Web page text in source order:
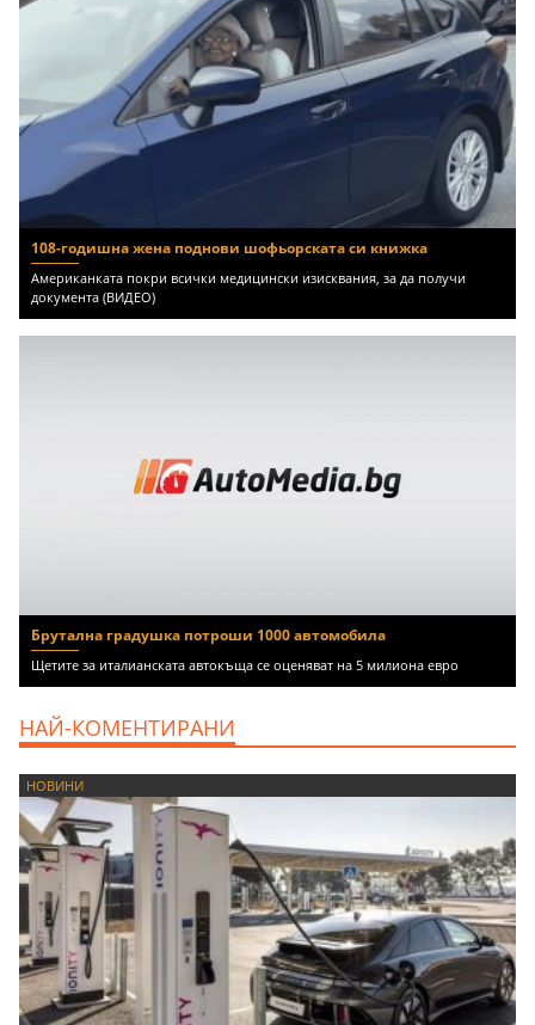
108-годишна жена поднови шофьорската си книжка
Американката покри всички медицински изисквания, за да получи
документа (ВИДЕО)
Брутална градушка потроши 1000 автомобила
Щетите за италианската автокъща се оценяват на 5 милиона евро
НАЙ-КОМЕНТИРАНИ
НОВИНИ